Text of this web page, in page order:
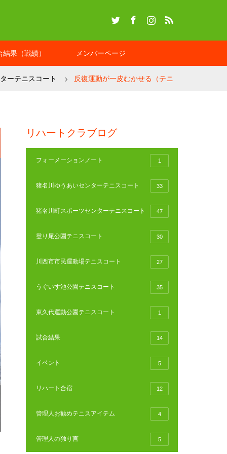
結果（戦績） メンバーページ
ーテニスコート 反復運動が一皮むかせる（テニ
リハートクラブログ
フォーメーションノート 1
猪名川ゆうあいセンターテニスコート 33
猪名川町スポーツセンターテニスコート 47
登り尾公園テニスコート 30
川西市市民運動場テニスコート 27
うぐいす池公園テニスコート 35
東久代運動公園テニスコート 1
試合結果 14
イベント 5
リハート合宿 12
管理人お勧めテニスアイテム 4
管理人の独り言 5